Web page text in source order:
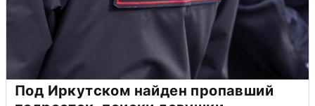
Под Иркутском найден пропавший